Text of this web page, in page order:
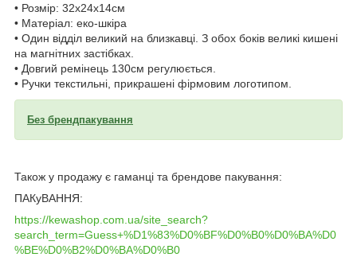
• Розмір: 32х24х14см
• Матеріал: еко-шкіра
• Один відділ великий на близкавці. З обох боків великі кишені
на магнітних застібках.
• Довгий ремінець 130см регулюється.
• Ручки текстильні, прикрашені фірмовим логотипом.
Без брендпакування
Також у продажу є гаманці та брендове пакування:
ПАКуВАННЯ:
https://kewashop.com.ua/site_search?
search_term=Guess+%D1%83%D0%BF%D0%B0%D0%BA%D0
%BE%D0%B2%D0%BA%D0%B0